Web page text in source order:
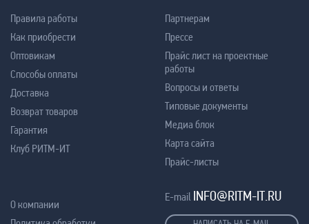
Правила работы
Как приобрести
Оптовикам
Способы оплаты
Доставка
Возврат товаров
Гарантия
Клуб РИТМ-ИТ
Партнерам
Прессе
Прайс лист на проектные
работы
Вопросы и ответы
Типовые документы
Медиа блок
Карта сайта
Прайс-листы
О компании
E-mail INFO@RITM-IT.RU